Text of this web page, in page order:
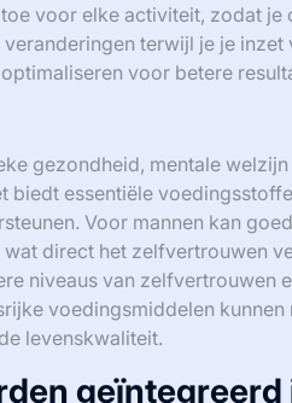
voor elke activiteit, zodat je
terwijl je je
voor betere
gezondheid, mentale welzijn
biedt essentiële
Voor mannen kan
direct het zelfvertrouwen
niveaus van zelfvertrouwen
voedingsmiddelen kunnen
levenskwaliteit.
geïntegreerd